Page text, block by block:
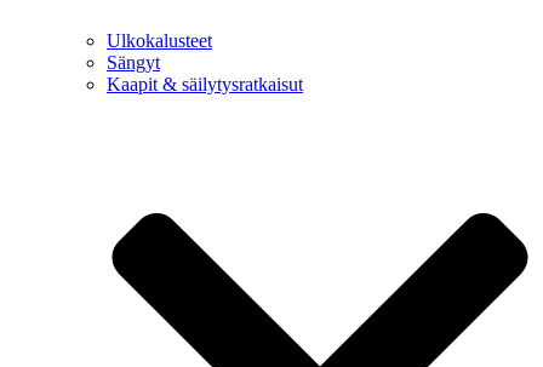
Ulkokalusteet
Sängyt
Kaapit & säilytysratkaisut